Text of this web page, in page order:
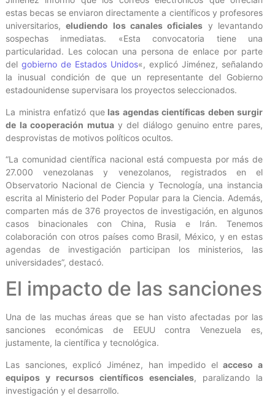
estas becas se enviaron directamente a científicos y profesores
universitarios,eludiendo los canales oficiales y levantando
sospechas inmediatas. «Esta convocatoria tiene una
particularidad. Les colocan una persona de enlace por parte
del gobierno de Estados Unidos«, explicó Jiménez, señalando
la inusual condición de que un representante del Gobierno
estadounidense supervisara los proyectos seleccionados.
La ministra enfatizó quelas agendas científicas deben surgir
de la cooperación mutua y del diálogo genuino entre pares,
desprovistas de motivos políticos ocultos.
“La comunidad científica nacional está compuesta por más de
27.000 venezolanas y venezolanos, registrados en el
Observatorio Nacional de Ciencia y Tecnología, una instancia
escrita al Ministerio del Poder Popular para la Ciencia. Además,
comparten más de 376 proyectos de investigación, en algunos
casos binacionales con China, Rusia e Irán. Tenemos
colaboración con otros países como Brasil, México, y en estas
agendas de investigación participan los ministerios, las
universidades”, destacó.
El impacto de las sanciones
Una de las muchas áreas que se han visto afectadas por las
sanciones económicas de EEUU contra Venezuela es,
justamente, la científica y tecnológica.
Las sanciones, explicó Jiménez, han impedido elacceso a
equipos y recursos científicos esenciales, paralizando la
investigación y el desarrollo.